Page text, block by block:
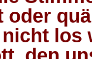
oder
los